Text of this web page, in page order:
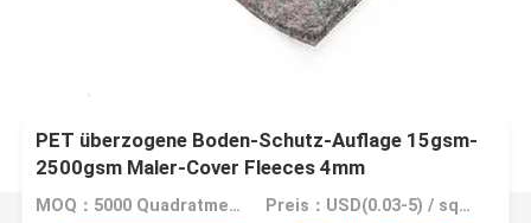
PET überzogene Boden-Schutz-Auflage 15gsm-
2500gsm Maler-Cover Fleeces 4mm
MOQ：5000 Quadratmeter, 10000 Quadratmeter mit Drucken Preis：USD(0.03-5) / square meter